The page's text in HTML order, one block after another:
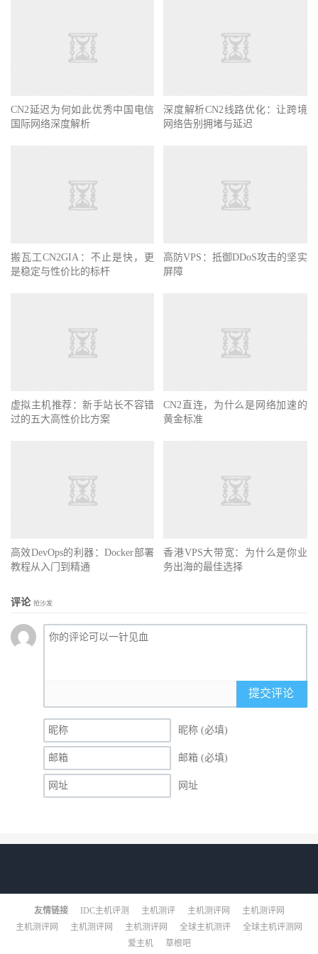
CN2延迟为何如此优秀中国电信
国际网络深度解析
深度解析CN2线路优化：让跨境
网络告别拥堵与延迟
搬瓦工CN2GIA：不止是快，更
是稳定与性价比的标杆
高防VPS：抵御DDoS攻击的坚实
屏障
虚拟主机推荐：新手站长不容错
过的五大高性价比方案
CN2直连，为什么是网络加速的
黄金标准
高效DevOps的利器：Docker部署
教程从入门到精通
香港VPS大带宽：为什么是你业
务出海的最佳选择
评论 抢沙发
提交评论
昵称 (必填)
邮箱 (必填)
网址
友情链接 IDC主机评测 主机测评 主机测评网
主机测评网
主机测评网
主机测评网 主机测评网 全球主机测评
全球主机评测网
爱主机
草根吧